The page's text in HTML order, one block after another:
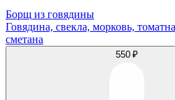
Борщ из говядины
Говядина, свекла, морковь,
сметана
550 ₽